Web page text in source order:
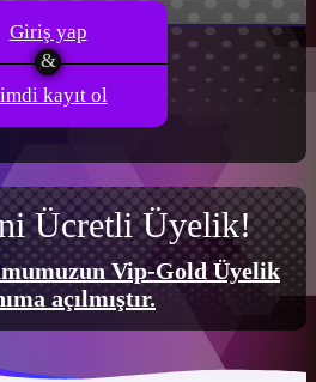
Giriş yap
kayıt ol
Ücretli Üyelik!
Vip-Gold Üyelik
açılmıştır.